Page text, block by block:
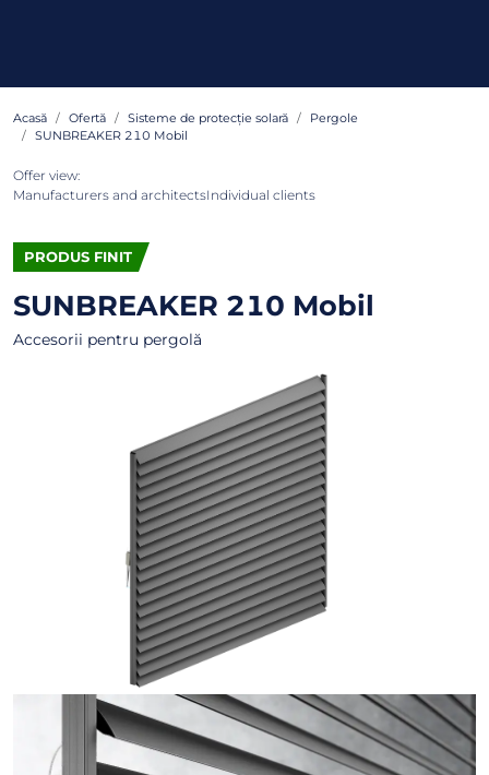
Acasă Ofertă Sisteme de protecție solară
Pergole
SUNBREAKER 210 Mobil
Offer view:
Manufacturers and architectsIndividual clients
PRODUS FINIT
SUNBREAKER 210 Mobil
Accesorii pentru pergolă